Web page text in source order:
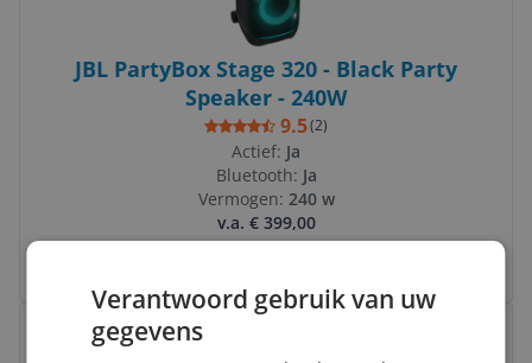
JBL PartyBox Stage 320 - Black Party
Speaker - 240W
9.5(2)
Actief: Ja
Bluetooth: Ja
Vermogen: 240 w
v.a. € 399,00
2 prijzen
Vergelijken
Bekijk product
Verantwoord gebruik van uw
gegevens